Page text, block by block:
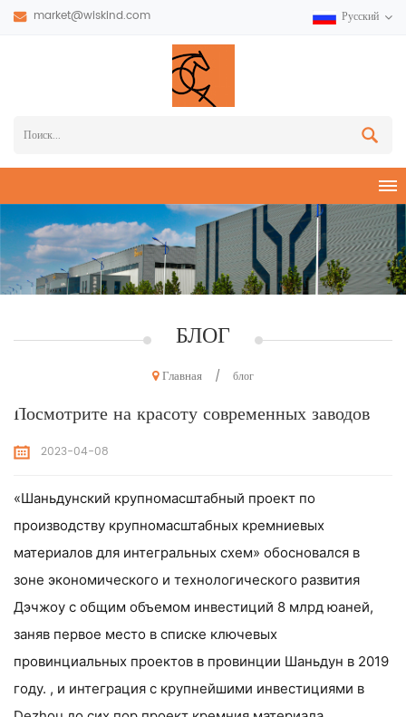
market@wiskind.com Русский
БЛОГ
Главная / блог
Посмотрите на красоту современных заводов
2023-04-08
«Шаньдунский крупномасштабный проект по
производству крупномасштабных кремниевых
материалов для интегральных схем» обосновался в
зоне экономического и технологического развития
Дэчжоу с общим объемом инвестиций 8 млрд юаней,
заняв первое место в списке ключевых
провинциальных проектов в провинции Шаньдун в 2019
году. , и интеграция с крупнейшими инвестициями в